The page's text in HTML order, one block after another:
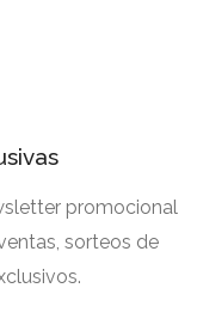
promocional
sorteos de